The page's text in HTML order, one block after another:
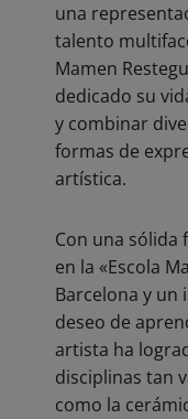
una
talento
Mamen
dedicado su
y combinar
formas de
artística.
Con una sólida
en la «Escola
Barcelona y un
deseo de
artista ha
disciplinas tan
como la